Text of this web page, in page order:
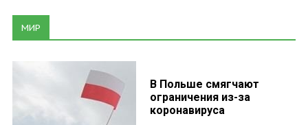
МИР
В Польше смягчают
ограничения из-за
коронавируса